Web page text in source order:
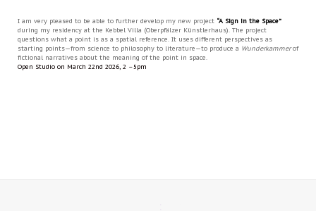
I am very pleased to be able to further develop my new project “A Sign in the Space”
during my residency at the Kebbel Villa (Oberpfälzer Künstlerhaus). The project
questions what a point is as a spatial reference. It uses different perspectives as
starting points—from science to philosophy to literature—to produce a Wunderkammerof
fictional narratives about the meaning of the point in space.
Open Studio on March 22nd 2026, 2 –5pm